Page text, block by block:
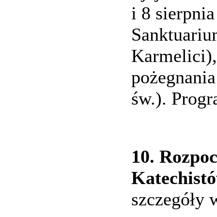
i 8
św.).
10.
szczegóły